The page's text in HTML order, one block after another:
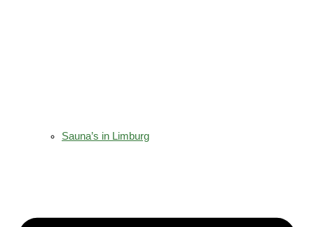
Sauna’s in Limburg